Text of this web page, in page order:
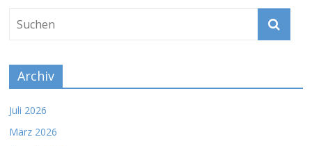
Archiv
Juli 2026
März 2026